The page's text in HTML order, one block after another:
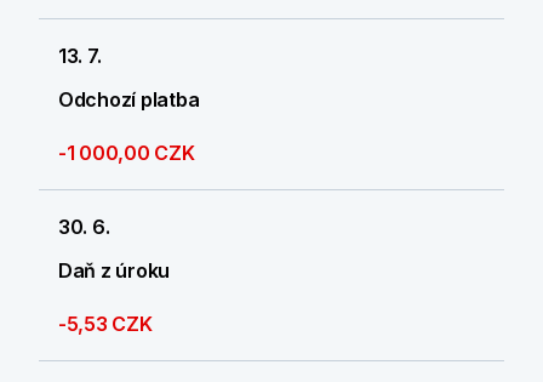
13. 7.
Odchozí platba
-1 000,00 CZK
30. 6.
Daň z úroku
-5,53 CZK